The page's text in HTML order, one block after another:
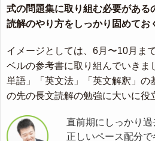
式の問題集に取り組む必要がある
読解のやり方をしっかり固めてお
イメージとしては、6月〜10月ま
ベルの参考書に取り組んでいきま
単語」「英文法」「英文解釈」の
の先の長文読解の勉強に大いに役
直前期にしっかり過
正しいペース配分